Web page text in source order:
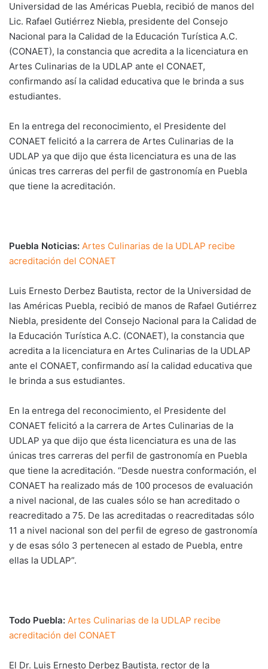
Universidad de las Américas Puebla, recibió de manos del
Lic. Rafael Gutiérrez Niebla, presidente del Consejo
Nacional para la Calidad de la Educación Turística A.C.
(CONAET), la constancia que acredita a la licenciatura en
Artes Culinarias de la UDLAP ante el CONAET,
confirmando así la calidad educativa que le brinda a sus
estudiantes.
En la entrega del reconocimiento, el Presidente del
CONAET felicitó a la carrera de Artes Culinarias de la
UDLAP ya que dijo que ésta licenciatura es una de las
únicas tres carreras del perfil de gastronomía en Puebla
que tiene la acreditación.
Puebla Noticias: Artes Culinarias de la UDLAP recibe
acreditación del CONAET
Luis Ernesto Derbez Bautista, rector de la Universidad de
las Américas Puebla, recibió de manos de Rafael Gutiérrez
Niebla, presidente del Consejo Nacional para la Calidad de
la Educación Turística A.C. (CONAET), la constancia que
acredita a la licenciatura en Artes Culinarias de la UDLAP
ante el CONAET, confirmando así la calidad educativa que
le brinda a sus estudiantes.
En la entrega del reconocimiento, el Presidente del
CONAET felicitó a la carrera de Artes Culinarias de la
UDLAP ya que dijo que ésta licenciatura es una de las
únicas tres carreras del perfil de gastronomía en Puebla
que tiene la acreditación. “Desde nuestra conformación, el
CONAET ha realizado más de 100 procesos de evaluación
a nivel nacional, de las cuales sólo se han acreditado o
reacreditado a 75. De las acreditadas o reacreditadas sólo
11 a nivel nacional son del perfil de egreso de gastronomía
y de esas sólo 3 pertenecen al estado de Puebla, entre
ellas la UDLAP”.
Todo Puebla: Artes Culinarias de la UDLAP recibe
acreditación del CONAET
El Dr. Luis Ernesto Derbez Bautista, rector de la